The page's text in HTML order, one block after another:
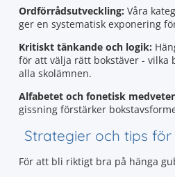
Ordförrådsutveckling: Våra
ger en systematisk exponering
Kritiskt tänkande och logik:
för att välja rätt bokstäver - vilka
alla skolämnen.
Alfabetet och fonetisk
gissning förstärker
Strategier och tips
För att bli riktigt bra på hänga